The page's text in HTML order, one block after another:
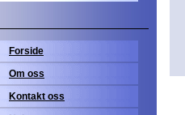
Forside
Om oss
Kontakt oss